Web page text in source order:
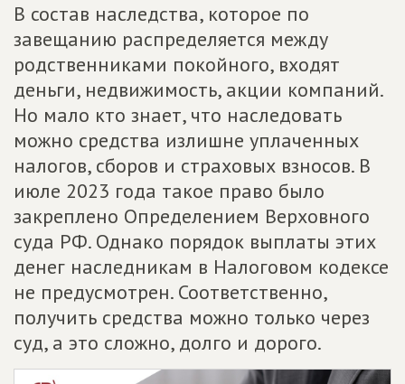
В состав наследства, которое по
завещанию распределяется между
родственниками покойного, входят
деньги, недвижимость, акции компаний.
Но мало кто знает, что наследовать
можно средства излишне уплаченных
налогов, сборов и страховых взносов. В
июле 2023 года такое право было
закреплено Определением Верховного
суда РФ. Однако порядок выплаты этих
денег наследникам в Налоговом кодексе
не предусмотрен. Соответственно,
получить средства можно только через
суд, а это сложно, долго и дорого.